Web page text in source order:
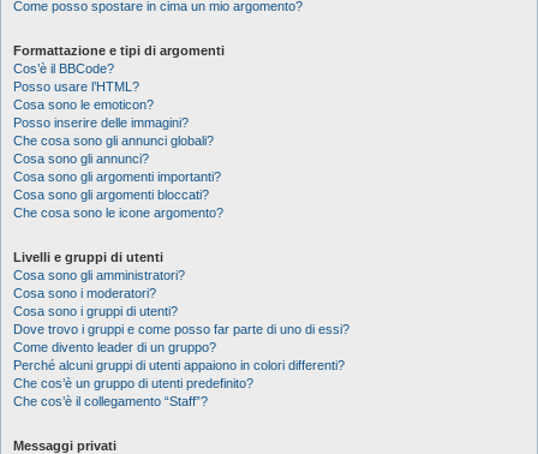
Come posso spostare in cima un mio argomento?
Formattazione e tipi di argomenti
Cos’è il BBCode?
Posso usare l’HTML?
Cosa sono le emoticon?
Posso inserire delle immagini?
Che cosa sono gli annunci globali?
Cosa sono gli annunci?
Cosa sono gli argomenti importanti?
Cosa sono gli argomenti bloccati?
Che cosa sono le icone argomento?
Livelli e gruppi di utenti
Cosa sono gli amministratori?
Cosa sono i moderatori?
Cosa sono i gruppi di utenti?
Dove trovo i gruppi e come posso far parte di uno di essi?
Come divento leader di un gruppo?
Perché alcuni gruppi di utenti appaiono in colori differenti?
Che cos’è un gruppo di utenti predefinito?
Che cos’è il collegamento “Staff”?
Messaggi privati